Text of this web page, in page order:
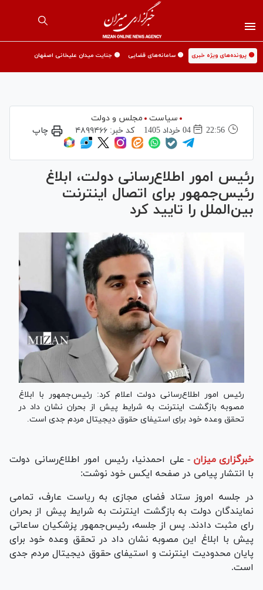
🟡 پرونده‌های ویژه خبری 🟡 سامانه‌های قضایی 🟡 جنایت میدان علیخانی اصفهان
سیاست
مجلس و دولت
22:56
04 خرداد 1405 کد خبر: ۴۸۹۹۴۶۶ چاپ
رئیس امور اطلاع‌رسانی دولت، ابلاغ
رئیس‌جمهور برای اتصال اینترنت
بین‌الملل را تایید کرد
رئیس امور اطلاع‌رسانی دولت اعلام کرد: رئیس‌جمهور با ابلاغ
مصوبه بازگشت اینترنت به شرایط پیش از بحران نشان داد در
تحقق وعده خود برای استیفای حقوق دیجیتال مردم جدی است.
خبرگزاری میزان - علی احمدنیا، رئیس امور اطلاع‌رسانی دولت
با انتشار پیامی در صفحه ایکس خود نوشت:
در جلسه امروز ستاد فضای مجازی به ریاست عارف، تمامی
نمایندگان دولت به بازگشت اینترنت به شرایط پیش از بحران
رای مثبت دادند. پس از جلسه، رئیس‌جمهور پزشکیان ساعاتی
پیش با ابلاغ این مصوبه نشان داد در تحقق وعده خود برای
پایان محدودیت اینترنت و استیفای حقوق دیجیتال مردم جدی
است.